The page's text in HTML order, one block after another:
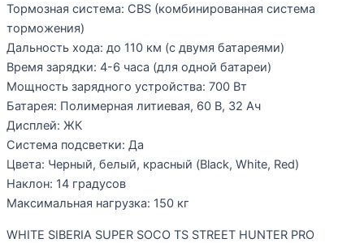
Тормозная система: CBS (комбинированная система
торможения)
Дальность хода: до 110 км (с двумя батареями)
Время зарядки: 4-6 часа (для одной батареи)
Мощность зарядного устройства: 700 Вт
Батарея: Полимерная литиевая, 60 В, 32 Ач
Дисплей: ЖК
Система подсветки: Да
Цвета: Черный, белый, красный (Black, White, Red)
Наклон: 14 градусов
Максимальная нагрузка: 150 кг
WHITE SIBERIA SUPER SOCO TS STREET HUNTER PRO